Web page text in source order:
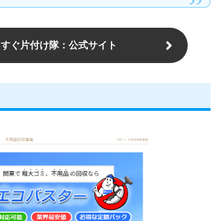
すぐ片付け隊：公式サイト